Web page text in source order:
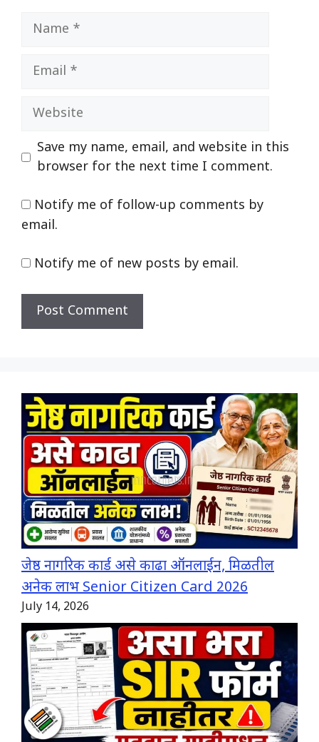
Name
Email
Website
Save my name, email, and website in this
browser for the next time I comment.
Notify me of follow-up comments by
email.
Notify me of new posts by email.
जेष्ठ नागरिक कार्ड असे काढा ऑनलाईन, मिळतील
अनेक लाभ Senior Citizen Card 2026
July 14, 2026